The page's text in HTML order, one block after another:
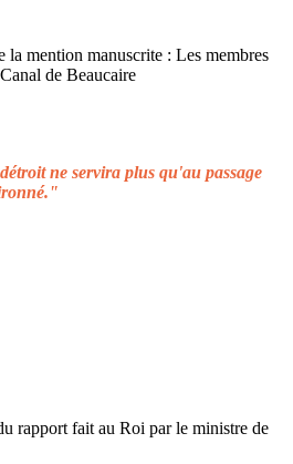
ne servira plus qu'au passage
rapport fait au Roi par le ministre de